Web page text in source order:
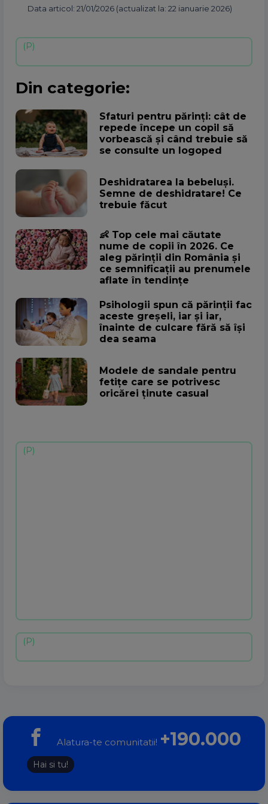
Data articol: 21/01/2026 (actualizat la: 22 ianuarie 2026)
Din categorie:
Sfaturi pentru părinți: cât de
repede începe un copil să
vorbească și când trebuie să
se consulte un logoped
Deshidratarea la bebeluși.
Semne de deshidratare! Ce
trebuie făcut
👶 Top cele mai căutate
nume de copii în 2026. Ce
aleg părinții din România și
ce semnificații au prenumele
aflate în tendințe
Psihologii spun că părinții fac
aceste greșeli, iar și iar,
înainte de culcare fără să își
dea seama
Modele de sandale pentru
fetițe care se potrivesc
oricărei ținute casual
Alatura-te comunitatii! +190.000
Hai si tu!